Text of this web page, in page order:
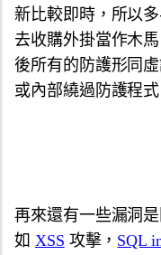
新比較即時，所以
去收購外掛當作木
後所有的防護形同
或內部繞過防護程式
再來還有一些漏洞
如 XSS 攻擊， SQL